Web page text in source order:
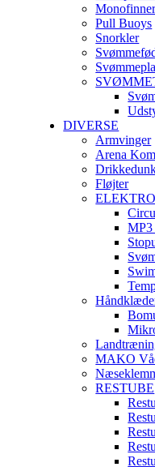
Pull Buoys
Snorkler
DIVERSE
Armvinger
Arena
Fløjter
MP3
MAKO
RESTUBE